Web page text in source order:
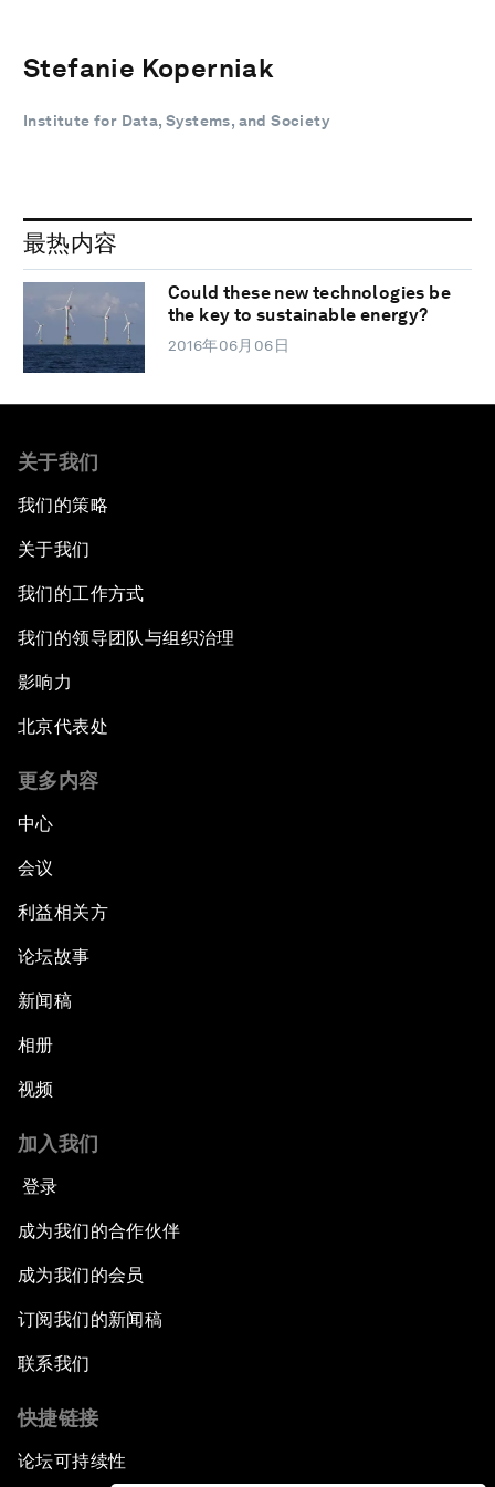
Stefanie Koperniak
Institute for Data, Systems, and Society
最热内容
Could these new technologies be
the key to sustainable energy?
2016年06月06日
关于我们
我们的策略
关于我们
我们的工作方式
我们的领导团队与组织治理
影响力
北京代表处
更多内容
中心
会议
利益相关方
论坛故事
新闻稿
相册
视频
加入我们
登录
成为我们的合作伙伴
成为我们的会员
订阅我们的新闻稿
联系我们
快捷链接
论坛可持续性